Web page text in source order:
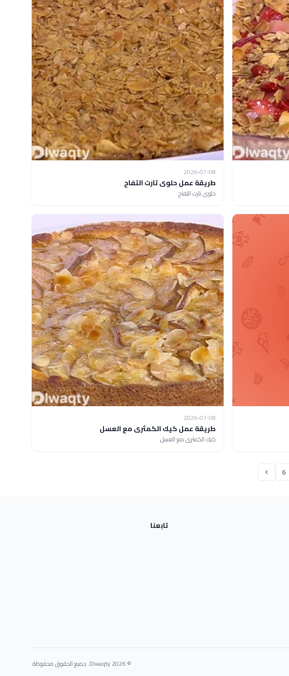
2026-07-08
طريقة عمل حلوى تارت التفاح
حلوى تارت التفاح
2026-07-08
طريقة عمل كيك الكمثرى مع العسل
كيك الكمثرى مع العسل
6
تابعنا
© 2026 Dlwaqty. جميع الحقوق محفوظة.